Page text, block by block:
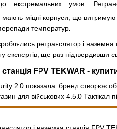
до екстремальних умов.
міцні корпуси, що
температур.
ретранслятор і
експертів, ще раз підтвердивши
FPV TEKWAR -
2.0 показала: бренд створює
для військових 4.5.0 Тактікал